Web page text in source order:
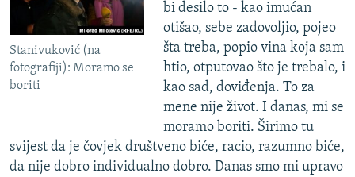
Stanivuković (na
fotografiji): Moramo se
boriti
bi desilo to - kao imućan
otišao, sebe zadovoljio, pojeo
šta treba, popio vina koja sam
htio, otputovao što je trebalo, i
kao sad, doviđenja. To za
mene nije život. I danas, mi se
moramo boriti. Širimo tu
svijest da je čovjek društveno biće, racio, razumno biće,
da nije dobro individualno dobro. Danas smo mi upravo